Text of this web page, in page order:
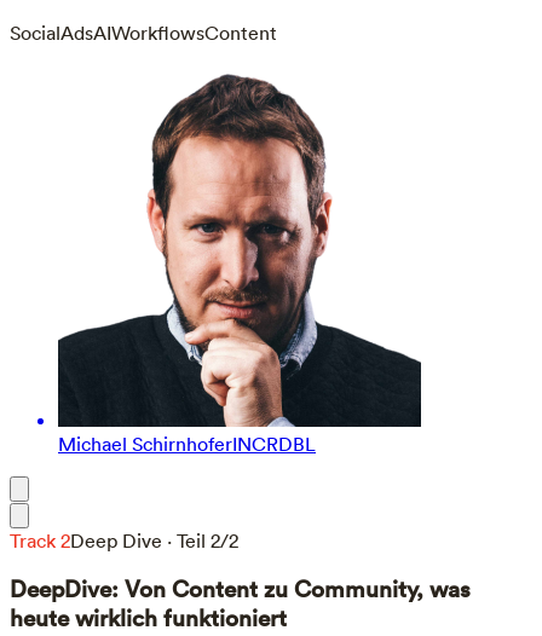
SocialAdsAIWorkflowsContent
Michael SchirnhoferINCRDBL
Track 2Deep Dive · Teil 2/2
DeepDive: Von Content zu Community, was
heute wirklich funktioniert